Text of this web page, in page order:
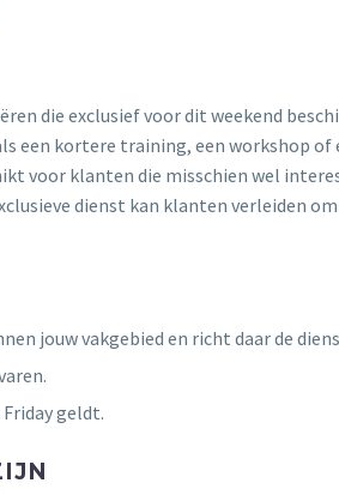
die exclusief voor dit weekend
een kortere training, een workshop of
voor klanten die misschien wel
dienst kan klanten verleiden
jouw vakgebied en richt daar de
geldt.